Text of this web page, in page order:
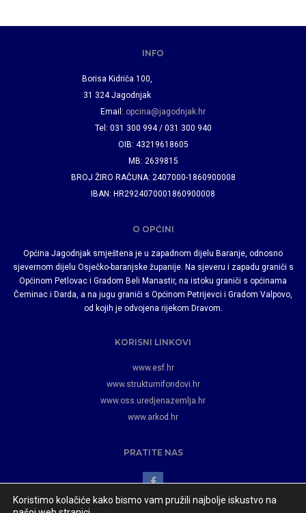
INFO
Borisa Kidriča 100,
31 324 Jagodnjak
Email: opcina@jagodnjak.hr
Tel: 031 300 994 / 031 300 940
OIB: 43219618605
MB: 2639815
BROJ ŽIRO RAČUNA: 2407000-1860900008
IBAN: HR2924070001860900008
O OPĆINI
Općina Jagodnjak smještena je u zapadnom dijelu Baranje, odnosno
sjevernom dijelu Osječko-baranjske županije. Na sjeveru i zapadu graniči s
Općinom Petlovac i Gradom Beli Manastir, na istoku graniči s općinama
Čeminac i Darda, a na jugu graniči s Općinom Petrijevci i Gradom Valpovo,
od kojih je odvojena rijekom Dravom.
KORISNI LINKOVI
www.esf.hr
www.strukturnifondovi.hr
www.oss.uredjenazemlja.hr
www.arkod.hr
PRATITE NAS
Koristimo kolačiće kako bismo vam pružili najbolje iskustvo na